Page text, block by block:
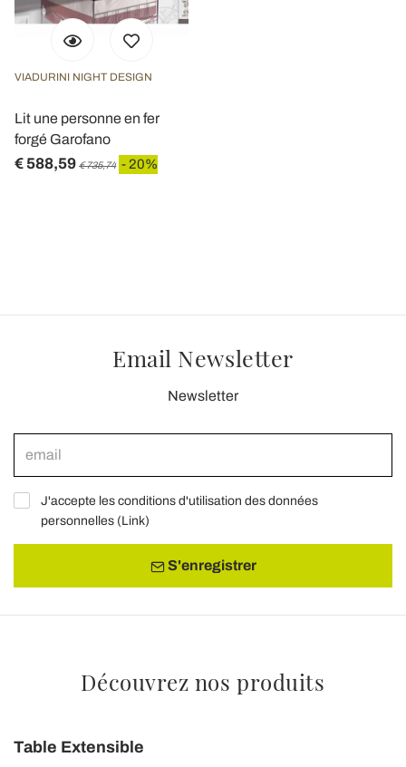
VIADURINI NIGHT DESIGN
Lit une personne en fer
forgé Garofano
€ 588,59 € 735,74 - 20%
Email Newsletter
Newsletter
J'accepte les conditions d'utilisation des données
personnelles (Link)
S'enregistrer
Découvrez nos produits
Table Extensible